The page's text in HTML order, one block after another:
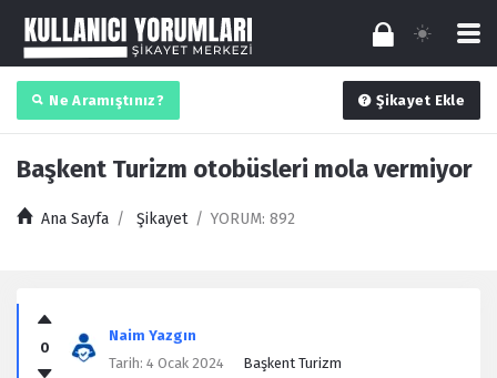
Ne Aramıştınız? Şikayet Ekle
Başkent Turizm otobüsleri mola vermiyor
Ana Sayfa / Şikayet / YORUM: 892
Kullanıcı
Yorumları
Latest
0
Naim Yazgın
Tarih: 4 Ocak 2024 Başkent Turizm